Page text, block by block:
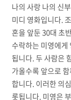
나의 사랑 나의 신
미디 영화입니다.
혼을 앞둔 30대 초
수락하는 미영에
됩니다. 두 사람은
가올수록 앞으로
합니다. 이러한 의
롯됩니다. 미영은